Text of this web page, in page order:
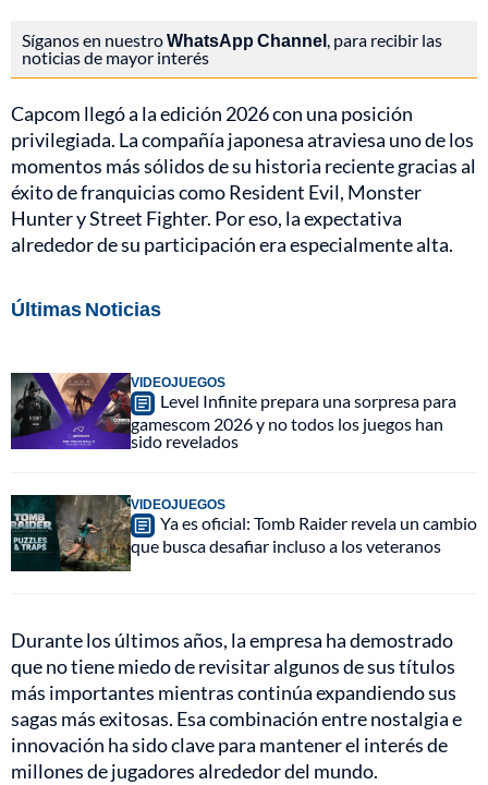
Síganos en nuestroWhatsApp Channel, para recibir las
noticias de mayor interés
Capcom llegó a la edición 2026 con una posición
privilegiada. La compañía japonesa atraviesa uno de los
momentos más sólidos de su historia reciente gracias al
éxito de franquicias como Resident Evil, Monster
Hunter y Street Fighter. Por eso, la expectativa
alrededor de su participación era especialmente alta.
Últimas Noticias
VIDEOJUEGOS
Level Infinite prepara una sorpresa para
gamescom 2026 y no todos los juegos han
sido revelados
VIDEOJUEGOS
Ya es oficial: Tomb Raider revela un cambio
que busca desafiar incluso a los veteranos
Durante los últimos años, la empresa ha demostrado
que no tiene miedo de revisitar algunos de sus títulos
más importantes mientras continúa expandiendo sus
sagas más exitosas. Esa combinación entre nostalgia e
innovación ha sido clave para mantener el interés de
millones de jugadores alrededor del mundo.